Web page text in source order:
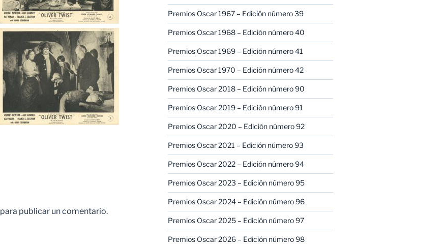
para publicar un comentario.
Premios Oscar 1967 – Edición número 39
Premios Oscar 1968 – Edición número 40
Premios Oscar 1969 – Edición número 41
Premios Oscar 1970 – Edición número 42
Premios Oscar 2018 – Edición número 90
Premios Oscar 2019 – Edición número 91
Premios Oscar 2020 – Edición número 92
Premios Oscar 2021 – Edición número 93
Premios Oscar 2022 – Edición número 94
Premios Oscar 2023 – Edición número 95
Premios Oscar 2024 – Edición número 96
Premios Oscar 2025 – Edición número 97
Premios Oscar 2026 – Edición número 98